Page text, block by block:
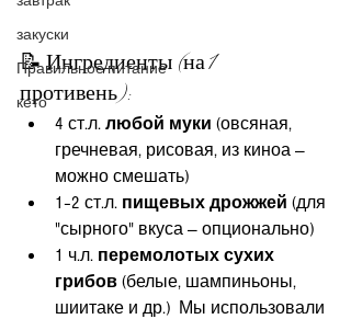
закуски
Правильное питание
кето
📝 Ингредиенты (на 1
противень):
4 ст.л. любой муки (овсяная,
гречневая, рисовая, из киноа —
можно смешать)
1–2 ст.л. пищевых дрожжей (для
"сырного" вкуса — опционально)
1 ч.л. перемолотых сухих
грибов (белые, шампиньоны,
шиитаке и др.)  Мы использовали